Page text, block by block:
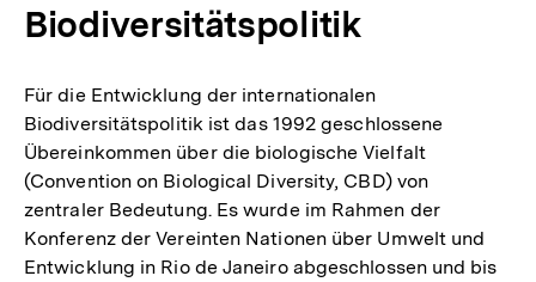
Biodiversitätspolitik
Für die Entwicklung der internationalen
Biodiversitätspolitik ist das 1992 geschlossene
Übereinkommen über die biologische Vielfalt
(Convention on Biological Diversity, CBD) von
zentraler Bedeutung. Es wurde im Rahmen der
Konferenz der Vereinten Nationen über Umwelt und
Entwicklung in Rio de Janeiro abgeschlossen und bis